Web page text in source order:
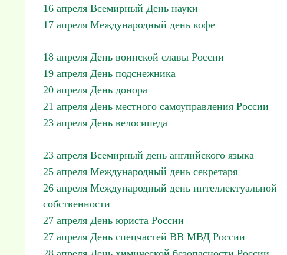
16 апреля Всемирный День науки
17 апреля Международный день кофе
18 апреля День воинской славы России
19 апреля День подснежника
20 апреля День донора
21 апреля День местного самоуправления России
23 апреля День велосипеда
23 апреля Всемирный день английского языка
25 апреля Международный день секретаря
26 апреля Международный день интеллектуальной
собственности
27 апреля День юриста России
27 апреля День спецчастей ВВ МВД России